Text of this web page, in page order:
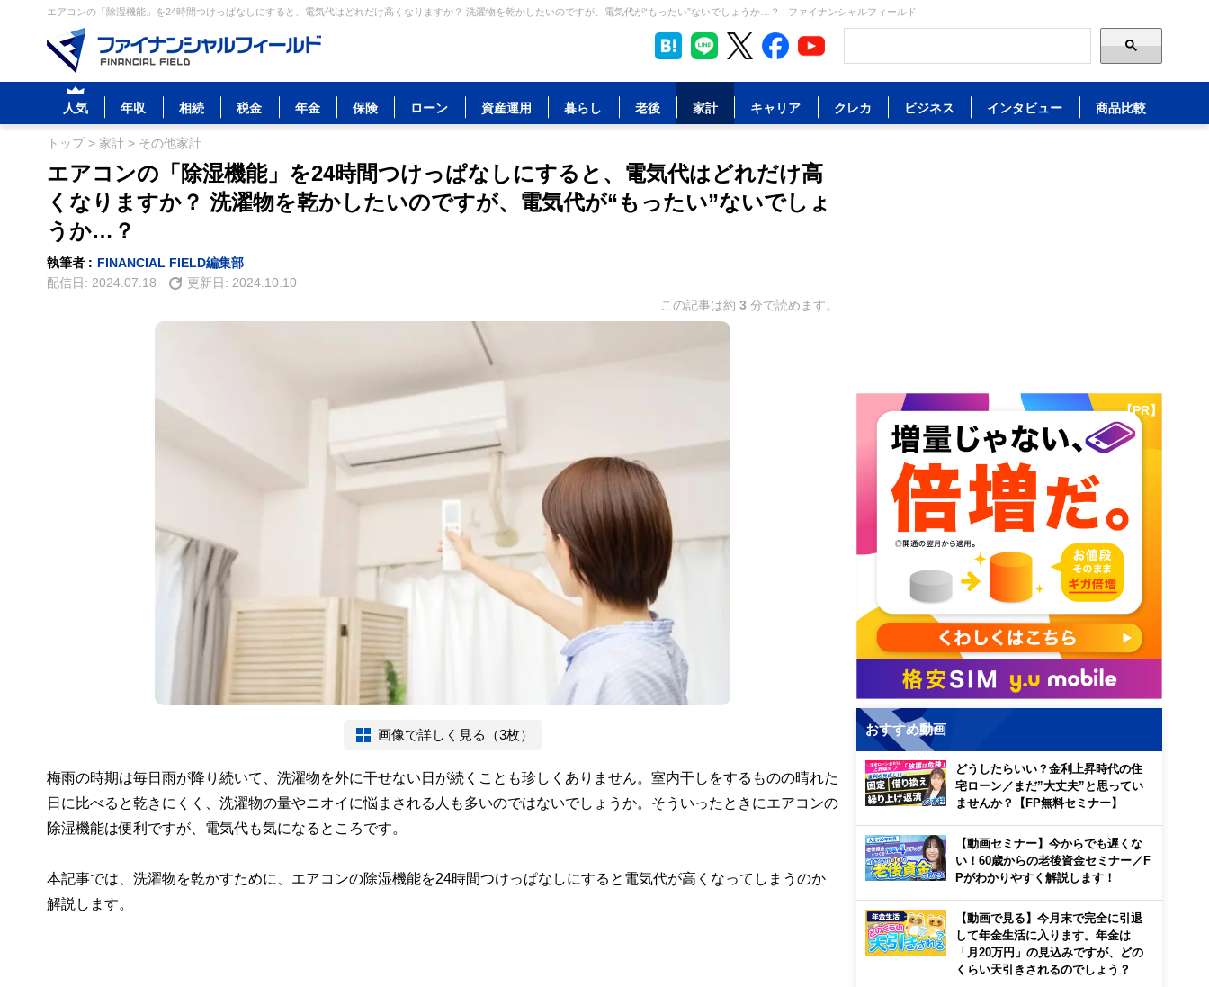
エアコンの「除湿機能」を24時間つけっぱなしにすると、電気代はどれだけ高くなりますか？ 洗濯物を乾かしたいのですが、電気代が“もったい”ないでしょうか…？ | ファイナンシャルフィールド
人気 年収 相続 税金 年金 保険 ローン 資産運用 暮らし 老後 家計 キャリア クレカ ビジネス インタビュー 商品比較
トップ> 家計 > その他家計
エアコンの「除湿機能」を24時間つけっぱなしにすると、電気代はどれだけ高
くなりますか？ 洗濯物を乾かしたいのですが、電気代が“もったい”ないでしょ
うか…？
執筆者 : FINANCIAL FIELD編集部
配信日: 2024.07.18 更新日: 2024.10.10
この記事は約 3 分で読めます。
画像で詳しく見る（3枚）
梅雨の時期は毎日雨が降り続いて、洗濯物を外に干せない日が続くことも珍しくありません。室内干しをするものの晴れた
日に比べると乾きにくく、洗濯物の量やニオイに悩まされる人も多いのではないでしょうか。そういったときにエアコンの
除湿機能は便利ですが、電気代も気になるところです。
本記事では、洗濯物を乾かすために、エアコンの除湿機能を24時間つけっぱなしにすると電気代が高くなってしまうのか
解説します。
【PR】
おすすめ動画
どうしたらいい？金利上昇時代の住
宅ローン／まだ”大丈夫”と思ってい
ませんか？【FP無料セミナー】
【動画セミナー】今からでも遅くな
い！60歳からの老後資金セミナー／F
Pがわかりやすく解説します！
【動画で見る】今月末で完全に引退
して年金生活に入ります。年金は
「月20万円」の見込みですが、どの
くらい天引きされるのでしょう？